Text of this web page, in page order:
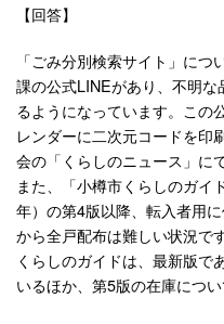
【回答】
「ごみ分別検索サイト」に
課の公式LINEがあり、不明
るようになっています。この
レンダーに二次元コードを印
会の「くらしのニュース」に
また、「小樽市くらしのガイ
年）の第4版以降、転入者用
から全戸配布は難しい状況です
くらしのガイドは、最新版で
いるほか、第5版の在庫につ